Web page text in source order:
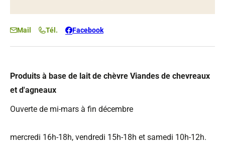
Produits à base de lait de chèvre Viandes de chevreaux
et d'agneaux
Ouverte de mi-mars à fin décembre
mercredi 16h-18h, vendredi 15h-18h et samedi 10h-12h.
Mail Tél. Facebook